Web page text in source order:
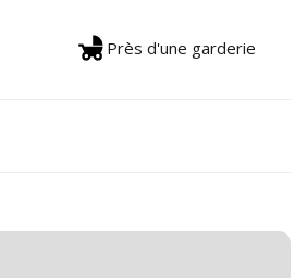
Près d'une garderie